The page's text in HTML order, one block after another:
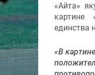
«Айта»
картине
единства
«В